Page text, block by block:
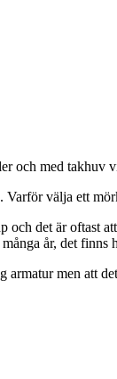
och med takhuv
välja ett
det är oftast
år, det
men att